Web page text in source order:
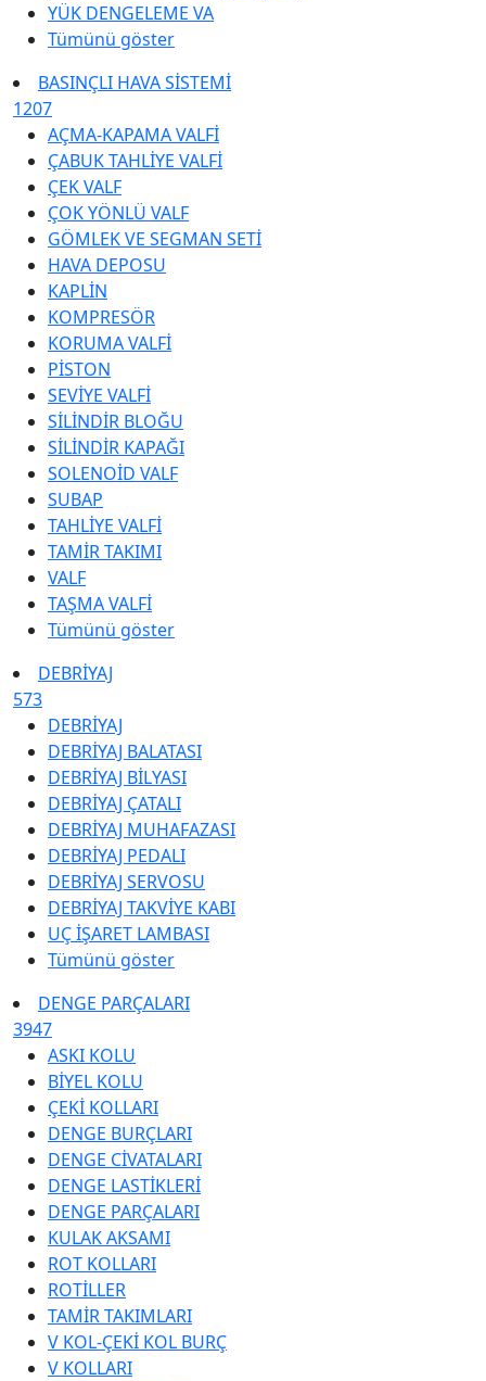
YÜK DENGELEME VA
Tümünü göster
BASINÇLI HAVA SİSTEMİ
1207
AÇMA-KAPAMA VALFİ
ÇABUK TAHLİYE VALFİ
ÇEK VALF
ÇOK YÖNLÜ VALF
GÖMLEK VE SEGMAN SETİ
HAVA DEPOSU
KAPLİN
KOMPRESÖR
KORUMA VALFİ
PİSTON
SEVİYE VALFİ
SİLİNDİR BLOĞU
SİLİNDİR KAPAĞI
SOLENOİD VALF
SUBAP
TAHLİYE VALFİ
TAMİR TAKIMI
VALF
TAŞMA VALFİ
Tümünü göster
DEBRİYAJ
573
DEBRİYAJ
DEBRİYAJ BALATASI
DEBRİYAJ BİLYASI
DEBRİYAJ ÇATALI
DEBRİYAJ MUHAFAZASI
DEBRİYAJ PEDALI
DEBRİYAJ SERVOSU
DEBRİYAJ TAKVİYE KABI
UÇ İŞARET LAMBASI
Tümünü göster
DENGE PARÇALARI
3947
ASKI KOLU
BİYEL KOLU
ÇEKİ KOLLARI
DENGE BURÇLARI
DENGE CİVATALARI
DENGE LASTİKLERİ
DENGE PARÇALARI
KULAK AKSAMI
ROT KOLLARI
ROTİLLER
TAMİR TAKIMLARI
V KOL-ÇEKİ KOL BURÇ
V KOLLARI